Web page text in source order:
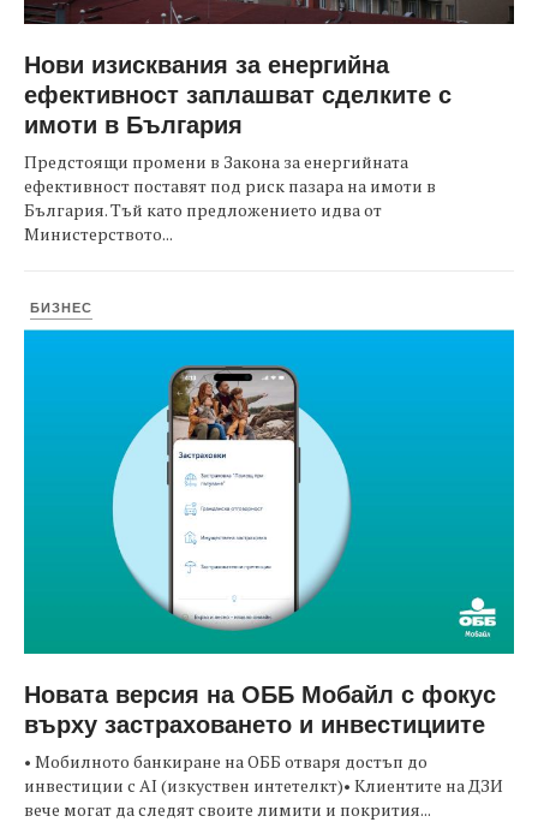
Нови изисквания за енергийна
ефективност заплашват сделките с
имоти в България
Предстоящи промени в Закона за енергийната
ефективност поставят под риск пазара на имоти в
България. Тъй като предложението идва от
Министерството...
БИЗНЕС
Новата версия на ОББ Мобайл с фокус
върху застраховането и инвестициите
• Мобилното банкиране на ОББ отваря достъп до
инвестиции с AI (изкуствен интетелкт)• Клиентите на ДЗИ
вече могат да следят своите лимити и покрития...